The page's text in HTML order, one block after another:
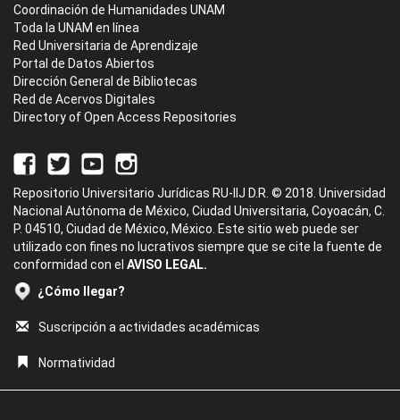
Coordinación de Humanidades UNAM
Toda la UNAM en línea
Red Universitaria de Aprendizaje
Portal de Datos Abiertos
Dirección General de Bibliotecas
Red de Acervos Digitales
Directory of Open Access Repositories
Repositorio Universitario Jurídicas RU-IIJ D.R. © 2018. Universidad
Nacional Autónoma de México, Ciudad Universitaria, Coyoacán, C.
P. 04510, Ciudad de México, México. Este sitio web puede ser
utilizado con fines no lucrativos siempre que se cite la fuente de
conformidad con el AVISO LEGAL.
¿Cómo llegar?
Suscripción a actividades académicas
Normatividad